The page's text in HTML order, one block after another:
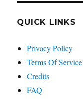
QUICK LINKS
Privacy Policy
Terms Of Service
Credits
FAQ